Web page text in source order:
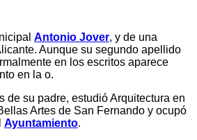
Antonio Jover, y de una
Aunque su segundo apellido
en los escritos aparece
en la o.
de su padre, estudió Arquitectura en
Artes de San Fernando y ocupó
Ayuntamiento.